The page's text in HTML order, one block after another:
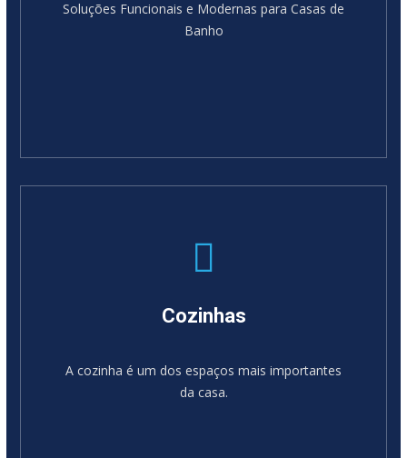
Soluções Funcionais e Modernas para Casas de
Banho
Cozinhas
A cozinha é um dos espaços mais importantes
da casa.
SABER MAIS